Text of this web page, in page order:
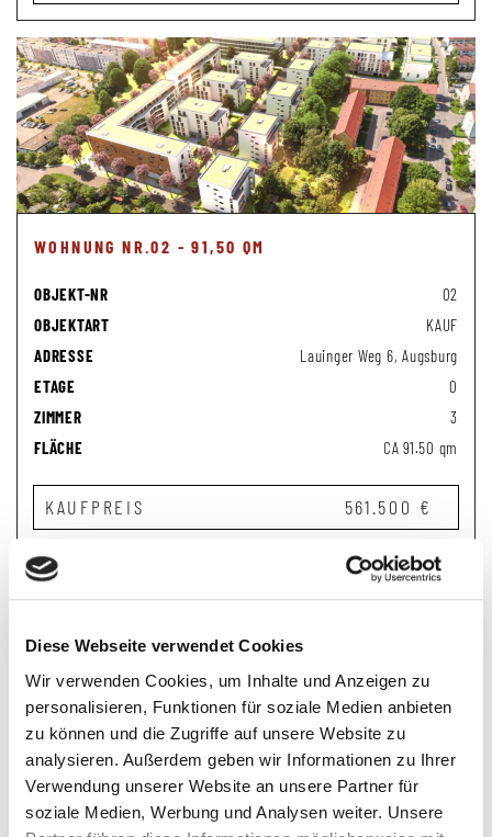
Diese Webseite verwendet Cookies
Wir verwenden Cookies, um Inhalte und Anzeigen zu
personalisieren, Funktionen für soziale Medien anbieten
zu können und die Zugriffe auf unsere Website zu
analysieren. Außerdem geben wir Informationen zu Ihrer
Verwendung unserer Website an unsere Partner für
soziale Medien, Werbung und Analysen weiter. Unsere
WOHNUNG NR.02 - 91,50 QM
OBJEKT-NR
02
OBJEKTART
KAUF
ADRESSE
Lauinger Weg 6, Augsburg
ETAGE
0
ZIMMER
3
FLÄCHE
CA 91.50 qm
KAUFPREIS 561.500 €
WOHNNUNG 6 - 62,24 QM
OBJEKT-NR 06